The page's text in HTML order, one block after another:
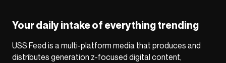
Your daily intake of everything trending
USS Feed is a multi-platform media that produces and
distributes generation z-focused digital content,